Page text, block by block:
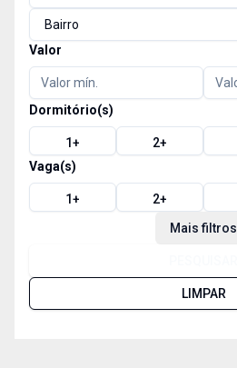
Bairro
Valor
Dormitório(s)
1+ 2+
Vaga(s)
1+ 2+
Mais filtros
LIMPAR